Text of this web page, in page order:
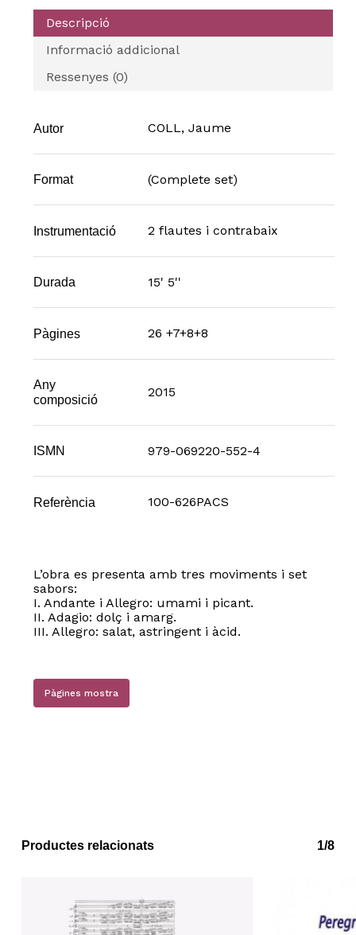
Descripció
Informació addicional
Ressenyes (0)
Autor COLL, Jaume
Format (Complete set)
Instrumentació 2 flautes i contrabaix
Durada 15' 5''
Pàgines 26 +7+8+8
Any
composició
2015
ISMN 979-069220-552-4
Referència 100-626PACS
L’obra es presenta amb tres moviments i set
sabors:
I. Andante i Allegro: umami i picant.
II. Adagio: dolç i amarg.
III. Allegro: salat, astringent i àcid.
Pàgines mostra
Productes relacionats 1/8